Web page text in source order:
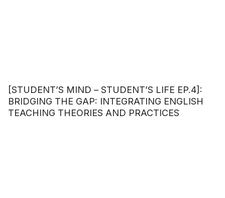
[STUDENT’S MIND – STUDENT’S LIFE EP.4]:
BRIDGING THE GAP: INTEGRATING ENGLISH
TEACHING THEORIES AND PRACTICES